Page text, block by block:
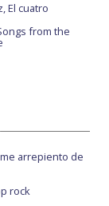
El cuatro
from the
arrepiento de
rock